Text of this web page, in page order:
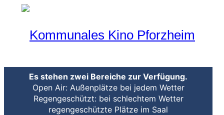
Programm